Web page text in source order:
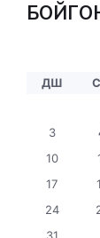
ДШ
3
10
17
24